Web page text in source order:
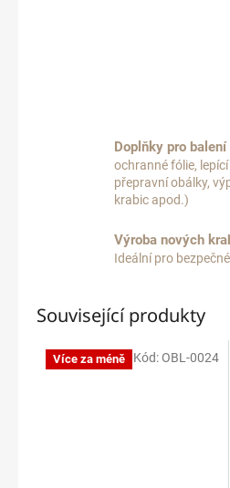
Doplňky pro
ochranné fólie,
přepravní obálky,
krabic apod.)
Výroba nových
Ideální pro
Související produkty
Více za méně Kód: OBL-0024